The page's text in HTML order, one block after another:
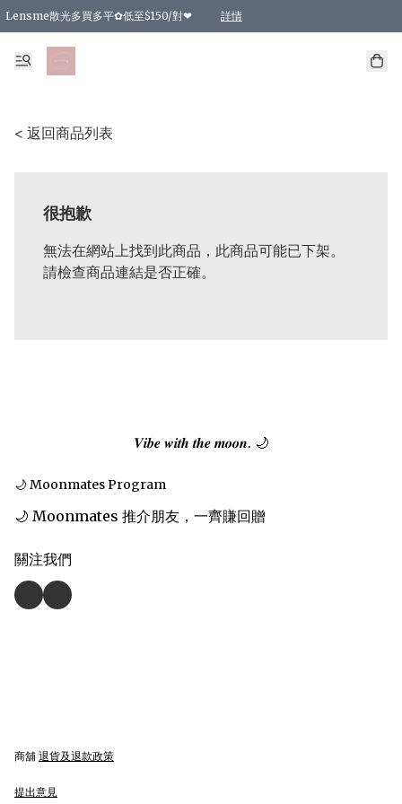
Lensme散光多買多平✿低至$150/對❤ 詳情
台灣Karacon⁩✧日拋 特價清貨❁⃘
日本韓國多款日/月拋現貨☼ 特價❤︎數量有限 售完即止
🇰🇷韓國多款月拋現貨 特價兩對$99✿數量有限 售完即止♫
精選商品，任選買2件或以上9 折；買4件或以上85 折；買6件或以上8 折
精選商品，任選買2件HKD 140.00；買4件HKD 260.00
精選商品，任選買2件HKD 190.00；買4件HKD 360.00
精選商品，任選買2件HKD 110.00；買4件HKD 180.00
精選商品，任選買2件HKD 170.00；買4件HKD 320.00
精選商品，任選買2件或以上減HKD 148.00
精選商品，任選買2件或以上減HKD 148.00
精選商品，任選買2件或以上95 折；買4件或以上9 折；買6件或以上85 折；買8件
精選商品，任選買12件或以上87 折
精選商品，任選買2件或以上減HKD 16.00；買4件或以上減HKD 32.00；買6
精選商品，任選買2件或以上95 折；買4件或以上9 折；買8件或以上85 折；買12
購物滿 HKD 800.00即享免運費優惠！（適用於 特定的送貨方式 )
< 返回商品列表
很抱歉
無法在網站上找到此商品，此商品可能已下架。
請檢查商品連結是否正確。
𝑽𝒊𝒃𝒆 𝒘𝒊𝒕𝒉 𝒕𝒉𝒆 𝒎𝒐𝒐𝒏. 🌙
🌙 Moonmates Program
🌙 Moonmates 推介朋友，一齊賺回贈
關注我們
商舖 退貨及退款政策
提出意見